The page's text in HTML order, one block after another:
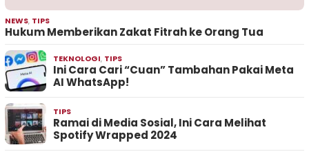
NEWS, TIPS
Hukum Memberikan Zakat Fitrah ke Orang Tua
TEKNOLOGI, TIPS
Ini Cara Cari “Cuan” Tambahan Pakai Meta
AI WhatsApp!
TIPS
Ramai di Media Sosial, Ini Cara Melihat
Spotify Wrapped 2024